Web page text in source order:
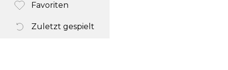
Favoriten
Zuletzt gespielt